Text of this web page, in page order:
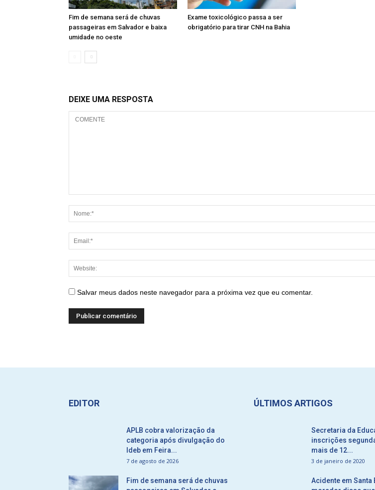
Fim de semana será de chuvas
passageiras em Salvador e baixa
umidade no oeste
Exame toxicológico passa a ser
obrigatório para tirar CNH na Bahia
DEIXE UMA RESPOSTA
Salvar meus dados neste navegador para a próxima vez que eu comentar.
EDITOR
APLB cobra valorização da
categoria após divulgação do
Ideb em Feira...
7 de agosto de 2026
Fim de semana será de chuvas
ÚLTIMOS ARTIGOS
Secretaria da
inscrições
mais de 12...
3 de janeiro de 2020
Acidente em Santa